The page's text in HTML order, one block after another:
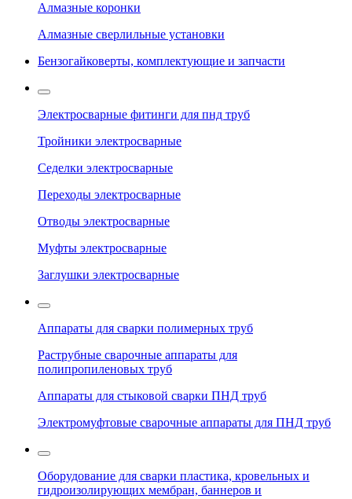
Алмазные коронки
Алмазные сверлильные установки
Бензогайковерты, комплектующие и запчасти
Электросварные фитинги для пнд труб
Тройники электросварные
Седелки электросварные
Переходы электросварные
Отводы электросварные
Муфты электросварные
Заглушки электросварные
Аппараты для сварки полимерных труб
Раструбные сварочные аппараты для
полипропиленовых труб
Аппараты для стыковой сварки ПНД труб
Электромуфтовые сварочные аппараты для ПНД труб
Оборудование для сварки пластика, кровельных и
гидроизолирующих мембран, баннеров и